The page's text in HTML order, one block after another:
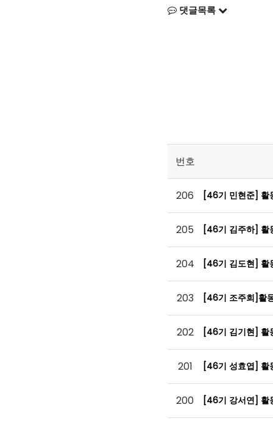
댓글목록
번호
206 [46기 민현준] 활
205 [46기 김주하] 활
204 [46기 김도현] 활
203 [46기 조주희]활
202 [46기 김기현] 활
201 [46기 성효엽] 활
200 [46기 강서연] 활